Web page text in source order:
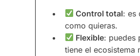
Control total: es
como quieras.
Flexible: puedes
tiene el ecosistema